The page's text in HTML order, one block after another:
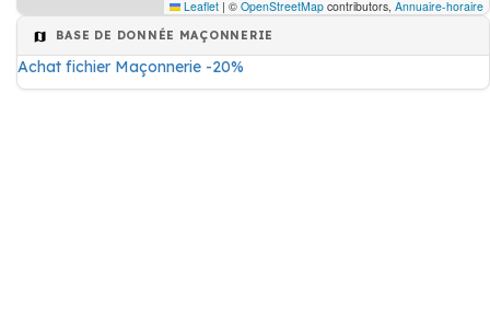
Leaflet | © OpenStreetMap contributors, Annuaire-horaire
BASE DE DONNÉE MAÇONNERIE
Achat fichier Maçonnerie -20%